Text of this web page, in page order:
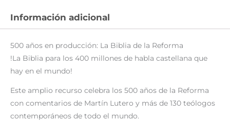
Información adicional
500 años en producción: La Biblia de la Reforma
!La Biblia para los 400 millones de habla castellana que
hay en el mundo!
Este amplio recurso celebra los 500 años de la Reforma
con comentarios de Martín Lutero y más de 130 teólogos
contemporáneos de todo el mundo.